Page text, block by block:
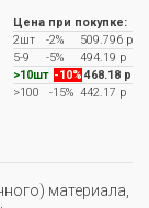
Цена при покупке:
2шт
-2%
509.796 р
5-9
-5%
494.19 р
>10шт -10% 468.18 р
>100
-15% 442.17 р
материала,